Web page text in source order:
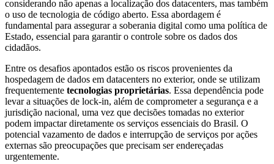
considerando não apenas a localização dos datacenters, mas também
o uso de tecnologia de código aberto. Essa abordagem é
fundamental para assegurar a soberania digital como uma política de
Estado, essencial para garantir o controle sobre os dados dos
cidadãos.
Entre os desafios apontados estão os riscos provenientes da
hospedagem de dados em datacenters no exterior, onde se utilizam
frequentemente tecnologias proprietárias. Essa dependência pode
levar a situações de lock-in, além de comprometer a segurança e a
jurisdição nacional, uma vez que decisões tomadas no exterior
podem impactar diretamente os serviços essenciais do Brasil. O
potencial vazamento de dados e interrupção de serviços por ações
externas são preocupações que precisam ser endereçadas
urgentemente.